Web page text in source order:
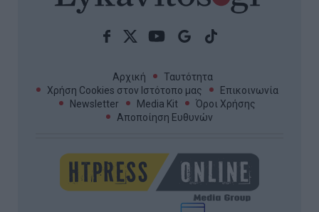
Αρχική
Ταυτότητα
Χρήση Cookies στον Ιστότοπο μας
Επικοινωνία
Newsletter
Media Kit
Όροι Χρήσης
Αποποίηση Ευθυνών